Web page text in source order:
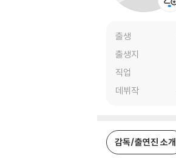
출생
출생지
직업
데뷔작
감독/출연진 소개